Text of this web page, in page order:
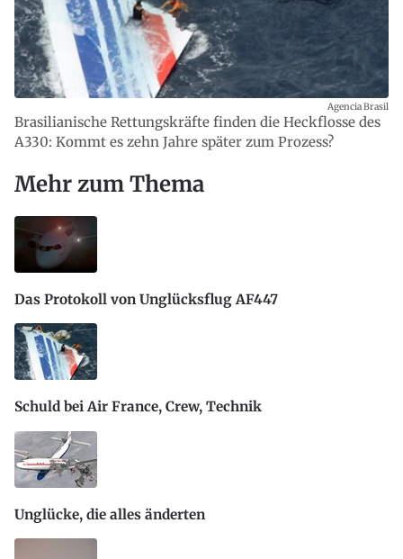
Brasilianische Rettungskräfte finden die Heckflosse des
A330: Kommt es zehn Jahre später zum Prozess?
Agencia Brasil
Mehr zum Thema
Das Protokoll von Unglücksflug AF447
Schuld bei Air France, Crew, Technik
Unglücke, die alles änderten